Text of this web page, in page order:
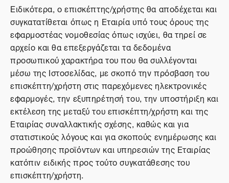
Ειδικότερα, ο επισκέπτης/χρήστης θα αποδέχεται και
συγκατατίθεται όπως η Εταιρία υπό τους όρους της
εφαρμοστέας νομοθεσίας όπως ισχύει, θα τηρεί σε
αρχείο και θα επεξεργάζεται τα δεδομένα
προσωπικού χαρακτήρα του που θα συλλέγονται
μέσω της Ιστοσελίδας, με σκοπό την πρόσβαση του
επισκέπτη/χρήστη στις παρεχόμενες ηλεκτρονικές
εφαρμογές, την εξυπηρέτησή του, την υποστήριξη και
εκτέλεση της μεταξύ του επισκέπτη/χρήστη και της
Εταιρίας συναλλακτικής σχέσης, καθώς και για
στατιστικούς λόγους και για σκοπούς ενημέρωσης και
προώθησης προϊόντων και υπηρεσιών της Εταιρίας
κατόπιν ειδικής προς τούτο συγκατάθεσης του
επισκέπτη/χρήστη.